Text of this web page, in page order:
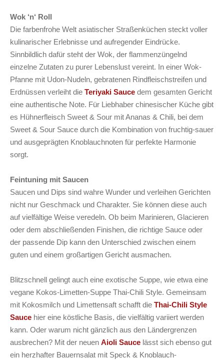
Wok ‘n‘ Roll
Die farbenfrohe Welt asiatischer Straßenküchen steckt voller
kulinarischer Erlebnisse und aufregender Eindrücke.
Sinnbildlich dafür steht der Wok, der flammenzüngelnd
einzelne Zutaten zu purer Lebenslust vereint. In einer Wok-
Pfanne mit Udon-Nudeln, gebratenen Rindfleischstreifen und
Erdnüssen verleiht die Teriyaki Sauce dem gesamten Gericht
eine authentische Note. Für Liebhaber chinesischer Küche gibt
es Hühnerfleisch Sweet & Sour mit Ananas & Chili, bei dem
Sweet & Sour Sauce durch die Kombination von fruchtig-sauer
und ausgeprägten Knoblauchnoten für perfekte Harmonie
sorgt.
Feintuning mit Saucen
Saucen und Dips sind wahre Wunder und verleihen Gerichten
nicht nur Geschmack und Charakter. Sie können diese auch
auf vielfältige Weise veredeln. Ob beim Marinieren, Glacieren
oder dem abschließenden Finishen, die richtige Sauce oder
der passende Dip kann den Unterschied zwischen einem
guten und einem großartigen Gericht ausmachen.
Blitzschnell gelingt auch eine exotische Suppe, wie etwa eine
vegane Kokos-Limetten-Suppe Thai-Chili Style. Gemeinsam
mit Kokosmilch und Limettensaft schafft die Thai-Chili Style
Sauce hier eine köstliche Basis, die vielfältig variiert werden
kann. Oder warum nicht gänzlich aus den Ländergrenzen
ausbrechen? Mit der neuen Aioli Sauce lässt sich ebenso gut
ein herzhafter Bauernsalat mit Speck & Knoblauch-